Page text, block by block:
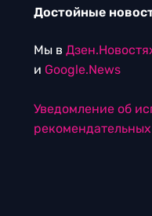
Достойные
Мы в
и Google.News
Уведомление об